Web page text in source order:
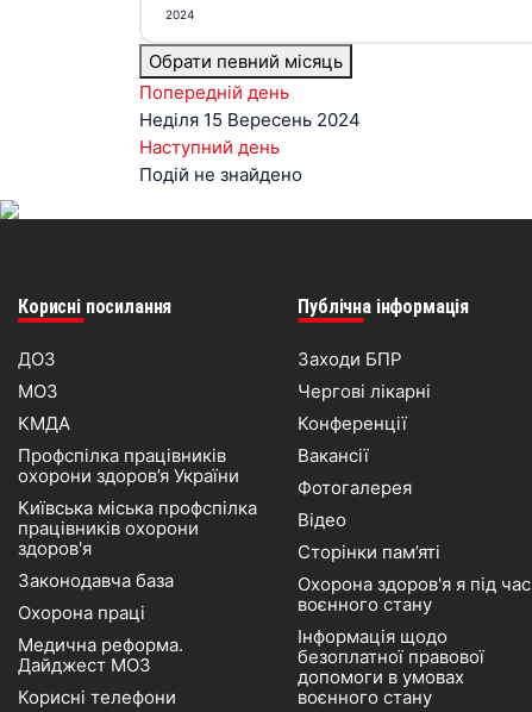
Обрати певний місяць
Попередній день
Неділя 15 Вересень 2024
Наступний день
Подій не знайдено
Корисні посилання
ДОЗ
МОЗ
КМДА
Профспілка працівників
охорони здоров’я України
Київська міська профспілка
працівників охорони
здоров'я
Законодавча база
Охорона праці
Медична реформа.
Дайджест МОЗ
Корисні телефони
Публічна інформація
Заходи БПР
Чергові лікарні
Конференції
Вакансії
Фотогалерея
Відео
Сторінки пам’яті
Охорона здоров'я я під час
воєнного стану
Інформація щодо
безоплатної правової
допомоги в умовах
воєнного стану